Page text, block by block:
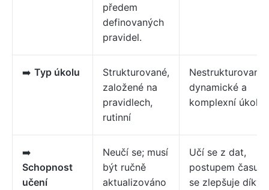
předem
definovaných
pravidel.
➡️ Typ úkolu
Strukturované,
založené na
pravidlech,
rutinní
Nestrukturované,
dynamické a
komplexní úkoly
➡️
Schopnost
učení
Neučí se; musí
být ručně
aktualizováno
Učí se z dat,
postupem času
se zlepšuje díky